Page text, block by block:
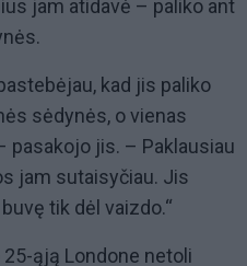
jam atidavė – paliko ant
kad jis paliko
sėdynės, o vienas
pasakojo jis. – Paklausiau
jam sutaisyčiau. Jis
tik dėl vaizdo.“
ąją Londone netoli